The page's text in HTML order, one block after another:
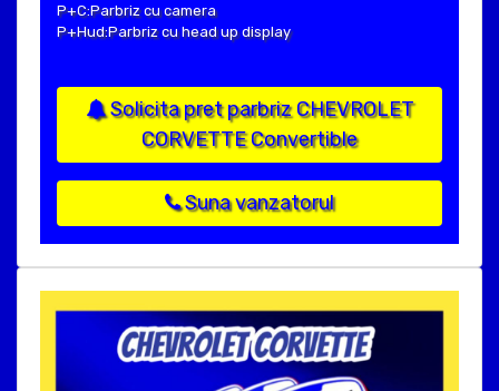
P+C:Parbriz cu camera
P+Hud:Parbriz cu head up display
Solicita pret parbriz CHEVROLET
CORVETTE Convertible
Suna vanzatorul